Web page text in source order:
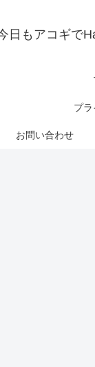
日もアコギで
プ
お問い合わせ